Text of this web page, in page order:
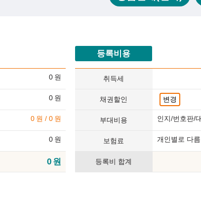
0 원
0 원
0 원 / 0 원
0 원
0 원
등록비용
취득세
채권할인 변경
부대비용 인지/번호판/
보험료 개인별로 다름
등록비 합계